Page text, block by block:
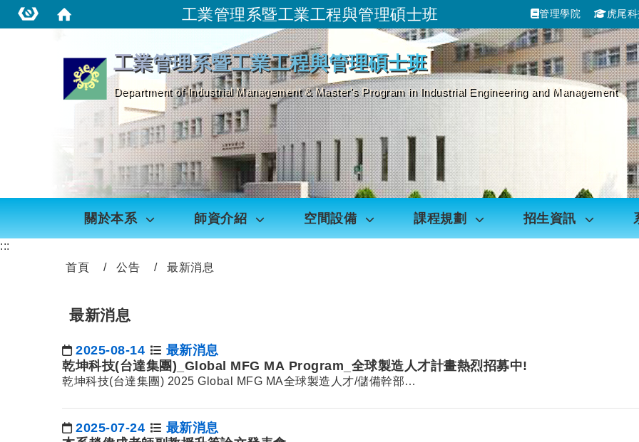
工業管理系暨工業工程與管理碩士班 管理學院 虎尾
跳到主要內容
工業管理系暨工業工程與管理碩士班
Department of Industrial Management & Master's Program in Industrial Engineering and Management
關於本系 師資介紹 空間設備 課程規劃 招生資訊
:::
首頁
公告 最新消息
最新消息
日期：
2025-08-14
最新消息
乾坤科技(台達集團)_Global MFG MA Program_全球製造人才計畫熱烈招募中!
乾坤科技(台達集團) 2025 Global MFG MA全球製造人才/儲備幹部…
日期：
2025-07-24
最新消息